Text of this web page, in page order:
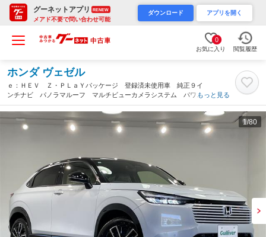
グーネットアプリ RENEW
メアド不要で問い合わせ可能
ダウンロード アプリを開く
0
お気に入り 閲覧履歴
ホンダ ヴェゼル
ｅ：ＨＥＶ Ｚ・ＰＬａＹパッケージ 登録済未使用車 純正９イ
ンチナビ パノラマルーフ マルチビューカメラシステム パワー
バックドア レーダークルーズコントロール シートヒーター ハ
ンドルヒーター 置くだけ充電 ＥＴＣ２．０ 衝突軽減（愛知
もっと見る
1/80